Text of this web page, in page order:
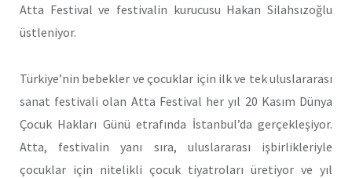
Atta Festival ve festivalin kurucusu Hakan Silahsızoğlu
üstleniyor.
Türkiye’nin bebekler ve çocuklar için ilk ve tek uluslararası
sanat festivali olan Atta Festival her yıl 20 Kasım Dünya
Çocuk Hakları Günü etrafında İstanbul’da gerçekleşiyor.
Atta, festivalin yanı sıra, uluslararası işbirlikleriyle
çocuklar için nitelikli çocuk tiyatroları üretiyor ve yıl